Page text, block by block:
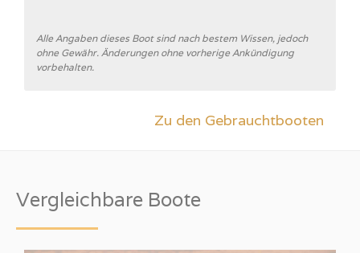
Alle Angaben dieses Boot sind nach bestem Wissen, jedoch
ohne Gewähr. Änderungen ohne vorherige Ankündigung
vorbehalten.
Zu den Gebrauchtbooten
Vergleichbare Boote